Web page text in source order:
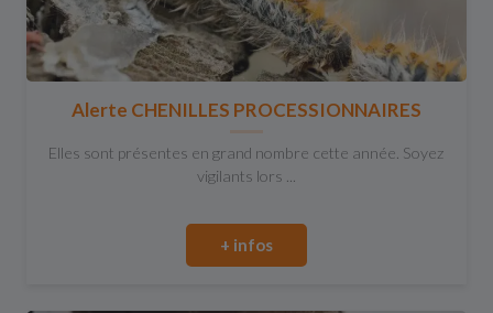
Alerte CHENILLES PROCESSIONNAIRES
Elles sont présentes en grand nombre cette année. Soyez
vigilants lors ...
+ infos